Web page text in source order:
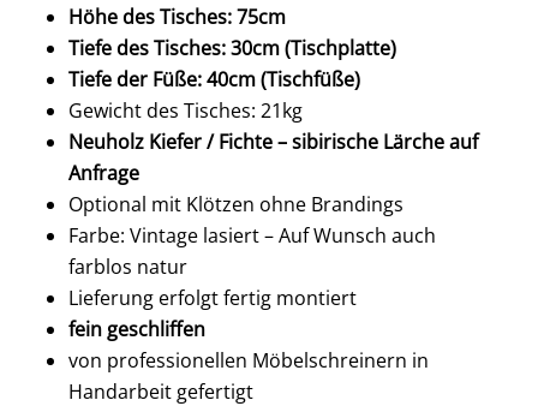
Höhe des Tisches: 75cm
Tiefe des Tisches: 30cm (Tischplatte)
Tiefe der Füße: 40cm (Tischfüße)
Gewicht des Tisches: 21kg
Neuholz Kiefer / Fichte – sibirische Lärche auf
Anfrage
Optional mit Klötzen ohne Brandings
Farbe: Vintage lasiert – Auf Wunsch auch
farblos natur
Lieferung erfolgt fertig montiert
fein geschliffen
von professionellen Möbelschreinern in
Handarbeit gefertigt